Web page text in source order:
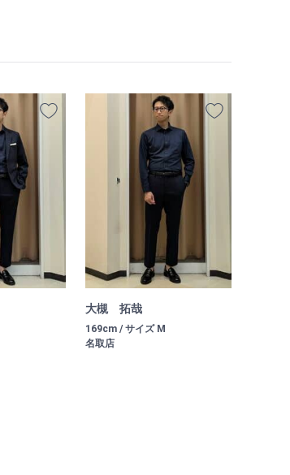
大槻 拓哉
169cm / サイズ M
名取店